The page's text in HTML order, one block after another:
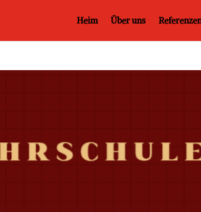
Heim Über uns